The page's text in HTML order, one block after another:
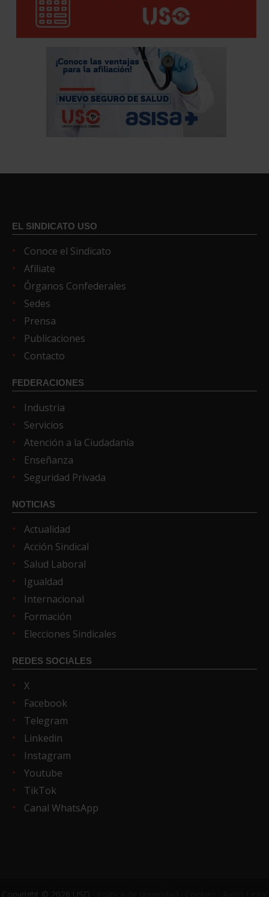
EL SINDICATO USO
Conoce el Sindicato
Afíliate
Órganos Confederales
Sedes
Prensa
Publicaciones
Contacto
FEDERACIONES
Industria
Servicios
Atención a la Ciudadanía
Enseñanza
Seguridad Privada
NOTICIAS
Actualidad
Acción Sindical
Salud Laboral
Igualdad
Internacional
Formación
Elecciones Sindicales
REDES SOCIALES
X
Facebook
Telegram
Linkedin
Instagram
Youtube
TikTok
Canal WhatsApp
Copyright © 2026 USO ·